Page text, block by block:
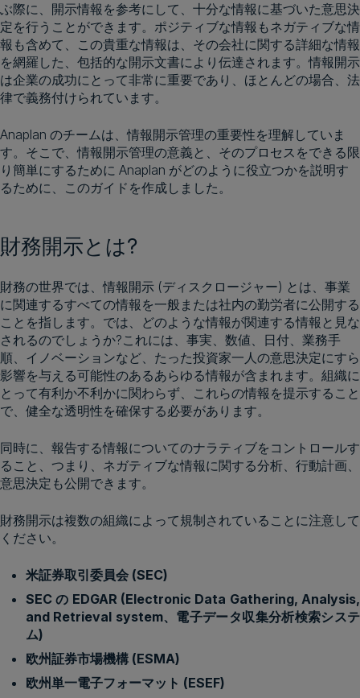
ぶ際に、開示情報を参考にして、十分な情報に基づいた意思決
定を行うことができます。ポジティブな情報もネガティブな情
報も含めて、この貴重な情報は、その会社に関する詳細な情報
を網羅した、包括的な開示文書により伝達されます。情報開示
は企業の成功にとって非常に重要であり、ほとんどの場合、法
律で義務付けられています。
Anaplan のチームは、情報開示管理の重要性を理解していま
す。そこで、情報開示管理の意義と、そのプロセスをできる限
り簡単にするために Anaplan がどのように役立つかを説明す
るために、このガイドを作成しました。
財務開示とは?
財務の世界では、情報開示 (ディスクロージャー) とは、事業
に関連するすべての情報を一般または社内の勤労者に公開する
ことを指します。では、どのような情報が関連する情報と見な
されるのでしょうか?これには、事実、数値、日付、業務手
順、イノベーションなど、たった投資家一人の意思決定にすら
影響を与える可能性のあるあらゆる情報が含まれます。組織に
とって有利か不利かに関わらず、これらの情報を提示すること
で、健全な透明性を確保する必要があります。
同時に、報告する情報についてのナラティブをコントロールす
ること、つまり、ネガティブな情報に関する分析、行動計画、
意思決定も公開できます。
財務開示は複数の組織によって規制されていることに注意して
ください。
米証券取引委員会 (SEC)
SEC の EDGAR (Electronic Data Gathering, Analysis,
and Retrieval system、電子データ収集分析検索システ
ム)
欧州証券市場機構 (ESMA)
欧州単一電子フォーマット (ESEF)